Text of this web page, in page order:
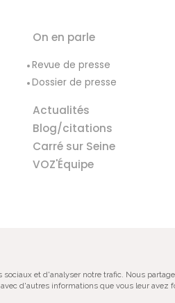
On en parle
Revue de presse
Dossier de presse
Actualités
Blog/citations
Carré sur Seine
VOZ'Équipe
et d'analyser notre trafic. Nous
d'autres informations que vous leur avez